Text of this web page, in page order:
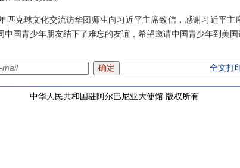
匹克球文化交流访华团师生向习近平主席致信，感谢习近平主
国青少年朋友结下了难忘的友谊，希望邀请中国青少年到美国
全文打
中华人民共和国驻阿尔巴尼亚大使馆 版权所有